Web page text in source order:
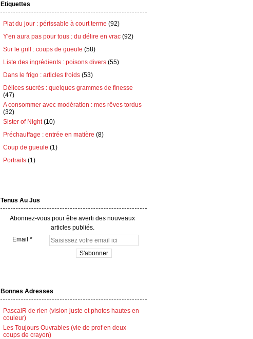
Etiquettes
Plat du jour : périssable à court terme (92)
Y'en aura pas pour tous : du délire en vrac (92)
Sur le grill : coups de gueule (58)
Liste des ingrédients : poisons divers (55)
Dans le frigo : articles froids (53)
Délices sucrés : quelques grammes de finesse
(47)
A consommer avec modération : mes rêves tordus
(32)
Sister of Night(10)
Préchauffage : entrée en matière (8)
Coup de gueule (1)
Portraits (1)
Tenus Au Jus
Abonnez-vous pour être averti des nouveaux
articles publiés.
Email
Bonnes Adresses
PascalR de rien (vision juste et photos hautes en
couleur)
Les Toujours Ouvrables (vie de prof en deux
coups de crayon)